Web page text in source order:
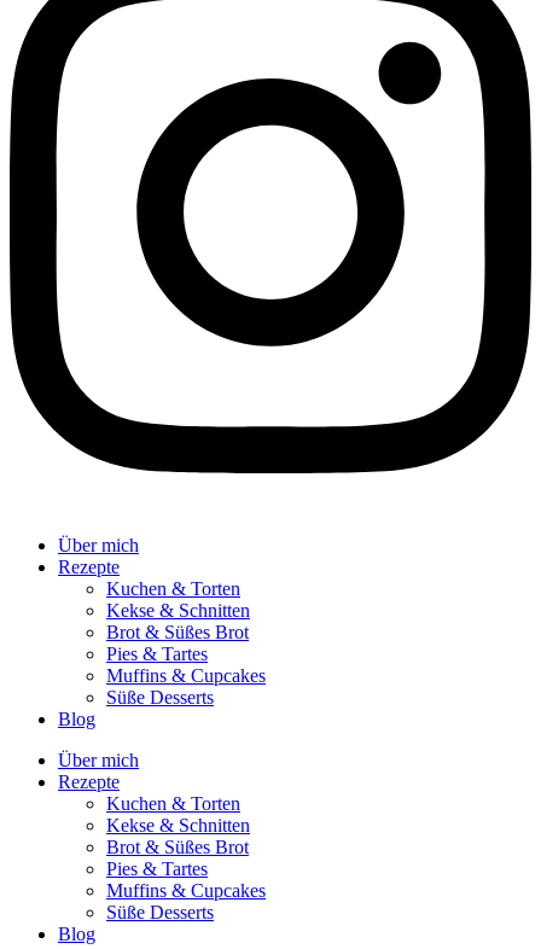
Über mich
Rezepte
Kuchen & Torten
Kekse & Schnitten
Brot & Süßes Brot
Pies & Tartes
Muffins & Cupcakes
Süße Desserts
Blog
Über mich
Rezepte
Kuchen & Torten
Kekse & Schnitten
Brot & Süßes Brot
Pies & Tartes
Muffins & Cupcakes
Süße Desserts
Blog